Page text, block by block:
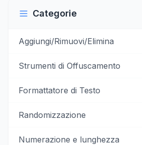
Categorie
Aggiungi/Rimuovi/Elimina
Strumenti di Offuscamento
Formattatore di Testo
Randomizzazione
Numerazione e lunghezza